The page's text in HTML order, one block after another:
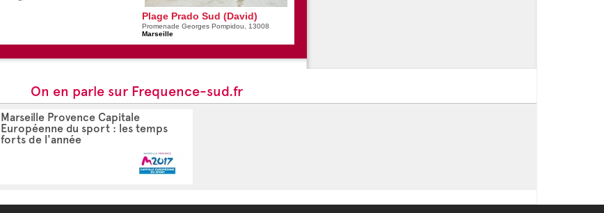
Plage Prado Sud (David)
Promenade Georges Pompidou, 13008
Marseille
On en parle sur Frequence-sud.fr
Marseille Provence Capitale
Européenne du sport : les temps
forts de l'année